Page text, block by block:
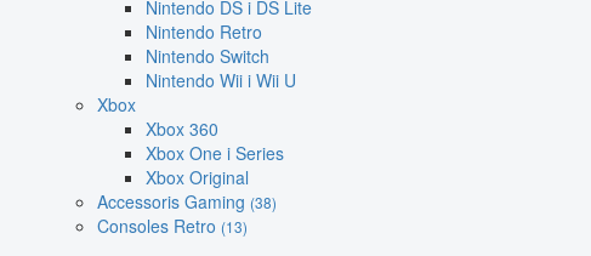
Nintendo DS i DS Lite
Nintendo Retro
Nintendo Switch
Nintendo Wii i Wii U
Xbox
Xbox 360
Xbox One i Series
Xbox Original
Accessoris Gaming (38)
Consoles Retro (13)